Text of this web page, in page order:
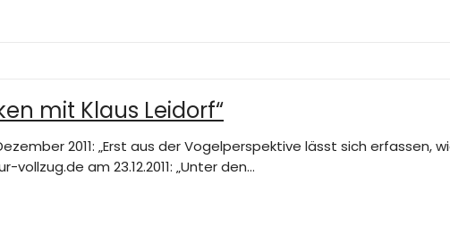
mit Klaus Leidorf“
2011: „Erst aus der Vogelperspektive lässt sich erfassen,
am 23.12.2011: „Unter den…